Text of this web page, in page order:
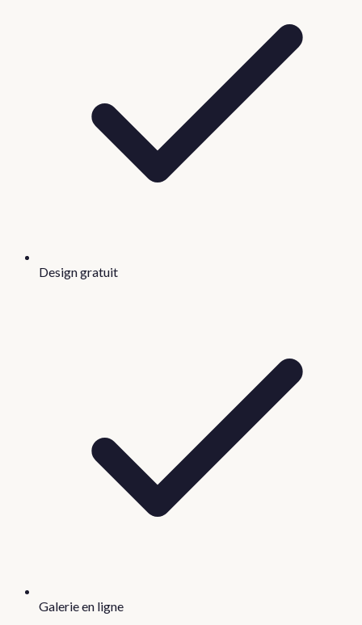
Design gratuit
Galerie en ligne